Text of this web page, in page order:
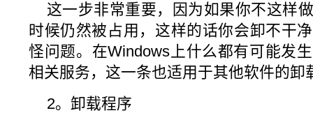
这一步非常重要，因为如果你不这样
时候仍然被占用，这样的话你会卸不干
怪问题。在Windows上什么都有可能发
相关服务，这一条也适用于其他软件的卸
2。卸载程序